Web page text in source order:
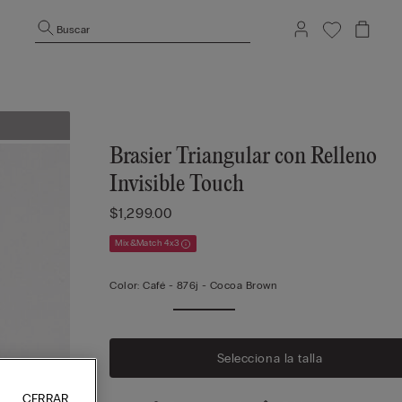
Buscar
Brasier Triangular con Relleno
Invisible Touch
$1,299.00
Mix&Match 4x3
Color: Café - 876j - Cocoa Brown
Selecciona la talla
CERRAR